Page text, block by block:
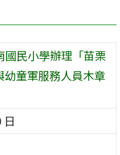
國民小學辦理「苗栗
童軍服務人員木章